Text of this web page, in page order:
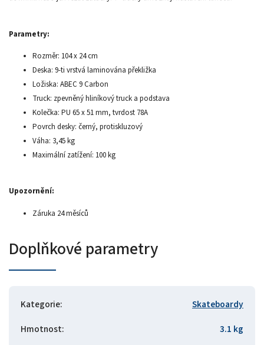
Parametry:
Rozměr: 104 x 24 cm
Deska: 9-ti vrstvá laminována překližka
Ložiska: ABEC 9 Carbon
Truck: zpevněný hliníkový truck a podstava
Kolečka: PU 65 x 51 mm, tvrdost 78A
Povrch desky: černý, protiskluzový
Váha: 3,45 kg
Maximální zatížení: 100 kg
Upozornění:
Záruka 24 měsíců
Doplňkové parametry
Kategorie:
Skateboardy
Hmotnost:
3.1 kg